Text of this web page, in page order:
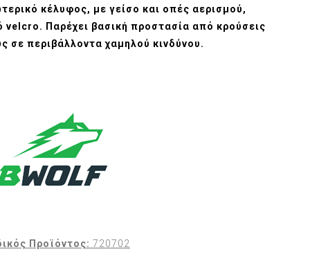
κέλυφος, με γείσο και οπές αερισμού,
velcro. Παρέχει βασική προστασία από κρούσεις
σε περιβάλλοντα χαμηλού κινδύνου.
Προϊόντος: 720702